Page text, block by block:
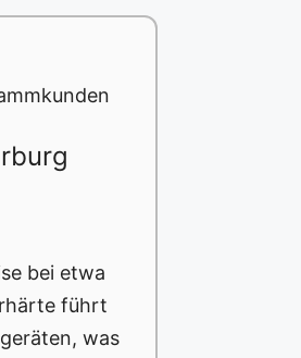
bei etwa
führt
was